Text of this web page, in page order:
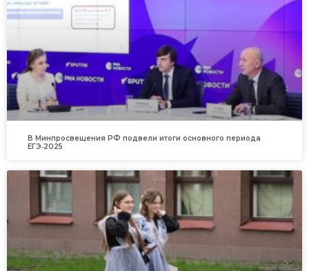
В Минпросвещения РФ подвели итоги основного периода
ЕГЭ‑2025